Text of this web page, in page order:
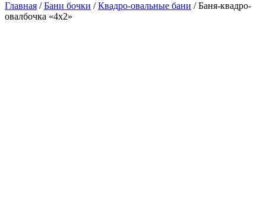
Главная /Бани бочки /Квадро-овальные бани / Баня-квадро-
овалбочка «4х2»